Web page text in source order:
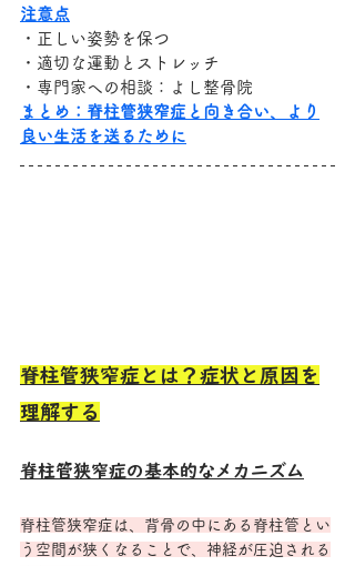
注意点
・正しい姿勢を保つ
・適切な運動とストレッチ
・専門家への相談：よし整骨院
まとめ：脊柱管狭窄症と向き合い、より
良い生活を送るために
脊柱管狭窄症とは？症状と原因を
理解する
脊柱管狭窄症の基本的なメカニズム
脊柱管狭窄症は、背骨の中にある脊柱管とい
う空間が狭くなることで、神経が圧迫される